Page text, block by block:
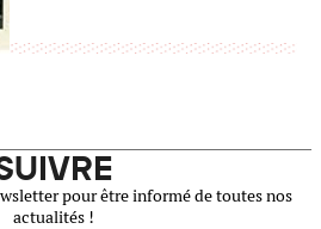
pour être informé de toutes nos
actualités !